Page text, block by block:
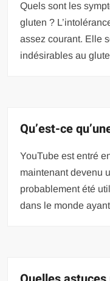
Quels sont les
gluten ?
assez courant. Elle
indésirables au
Qu’est-ce
YouTube est entré
maintenant devenu
probablement été
dans le monde ayant